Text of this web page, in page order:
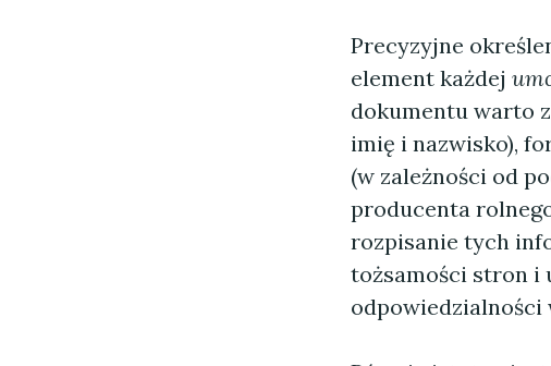
Precyzyjne
element każdej
dokumentu warto
imię i nazwisko),
(w zależności od
producenta
rozpisanie tych
tożsamości stron i
odpowiedzialności